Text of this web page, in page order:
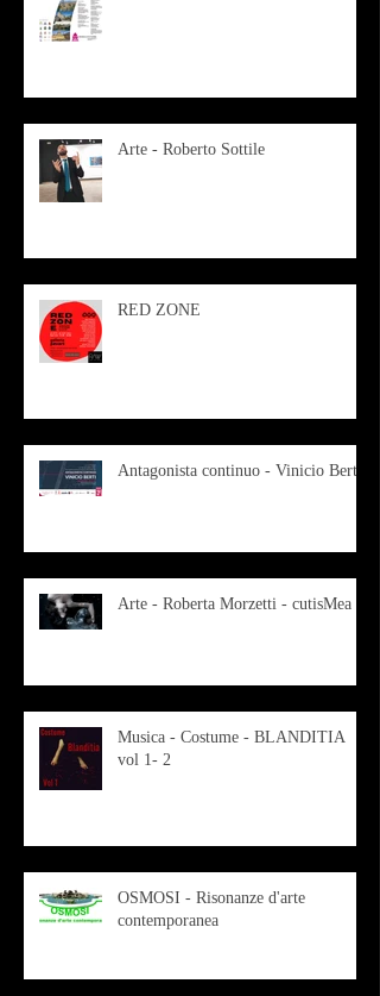
Arte - Roberto Sottile
RED ZONE
Antagonista continuo - Vinicio Berti
Arte - Roberta Morzetti - cutisMea
Musica - Costume - BLANDITIA
vol 1- 2
OSMOSI - Risonanze d'arte
contemporanea